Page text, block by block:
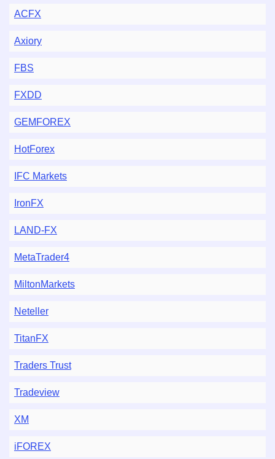
ACFX
Axiory
FBS
FXDD
GEMFOREX
HotForex
IFC Markets
IronFX
LAND-FX
MetaTrader4
MiltonMarkets
Neteller
TitanFX
Traders Trust
Tradeview
XM
iFOREX